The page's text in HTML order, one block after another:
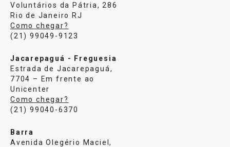
Voluntários da Pátria, 286
Rio de Janeiro RJ
Como chegar?
(21) 99049-9123
Jacarepaguá - Freguesia
Estrada de Jacarepaguá,
7704 – Em frente ao
Unicenter
Como chegar?
(21) 99040-6370
Barra
Avenida Olegério Maciel,